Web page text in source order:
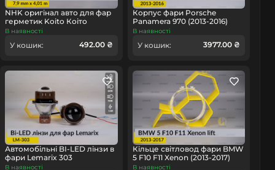
NHK оригінал авто для фар
герметик Koito Коіто
бутиловий шнур термо
В наявності
У кошик: 492.00 ₴
Корпус фари Porsche
Panamera 970 (2013-2016)
рест правий
В наявності
У кошик: 3977.00 ₴
Автомобільні BI-LED лінзи в
фари Lemarix 303
В наявності
Кільце світловод фари BMW
5 F10 F11 Xenon (2013-2017)
рест мале внутрішнє angel
В наявності